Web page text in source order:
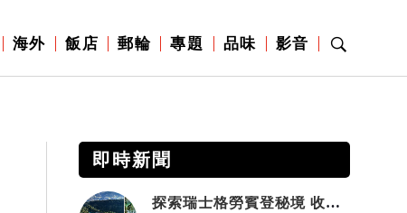
海外 飯店 郵輪 專題 品味 影音
即時新聞
探索瑞士格勞賓登秘境 收藏六種阿爾卑斯夏日療癒之旅